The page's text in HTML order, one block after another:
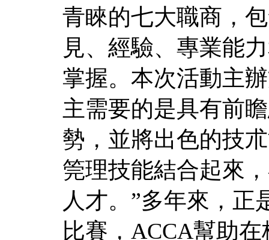
青睞的七大職商，
見、經驗、專業能
掌握。本次活動主
主需要的是具有前
勢，並將出色的技
筦理技能結合起來
人才。”多年來，正
比賽，ACCA幫助